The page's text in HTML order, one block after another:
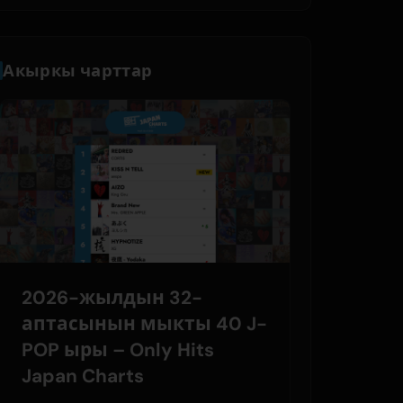
Акыркы чарттар
2026-жылдын 32-
аптасынын мыкты 40 J-
POP ыры – Only Hits
Japan Charts